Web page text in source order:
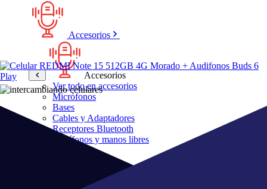
Accesorios
Accesorios
Ver todo en accesorios
Micrófonos
Bases
Cables y Adaptadores
Receptores Bluetooth
Audífonos y manos libres